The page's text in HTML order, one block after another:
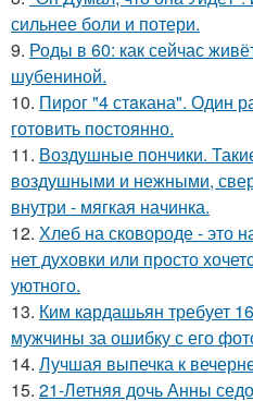
сильнее боли и потери.
9. Роды в 60: как сейчас
шубениной.
10. Пирог "4 стaкана". Один
готовить постоянно.
11. Воздушные пончики.
воздушными и нежными,
внутри - мягкая начинка.
12. Хлеб на сковороде - это
нет духовки или просто
уютного.
13. Ким кардашьян требует
мужчины за ошибку с его
14. Лучшая выпечка к
15. 21-Летняя дочь Анны